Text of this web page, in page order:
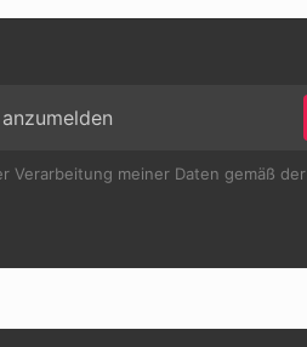
Verarbeitung meiner Daten gemäß der